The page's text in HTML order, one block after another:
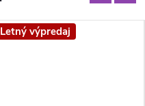
Letný výpredaj